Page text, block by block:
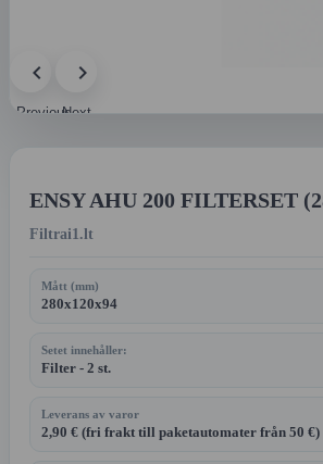
PreviousNext
ENSY AHU 200 FILTERSET
Filtrai1.lt
Mått (mm)
280x120x94
Setet innehåller:
Filter - 2 st.
Leverans av varor
2,90 € (fri frakt till paketautomater från 50 €)